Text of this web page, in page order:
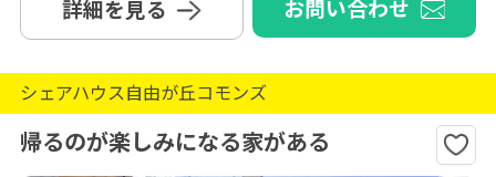
詳細を見る お問い合わせ
シェアハウス自由が丘コモンズ
帰るのが楽しみになる家がある